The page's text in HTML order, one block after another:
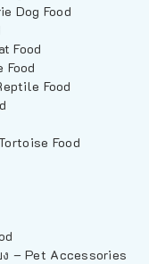
Dog Food
Food
Food
Food
– Pet Accessories